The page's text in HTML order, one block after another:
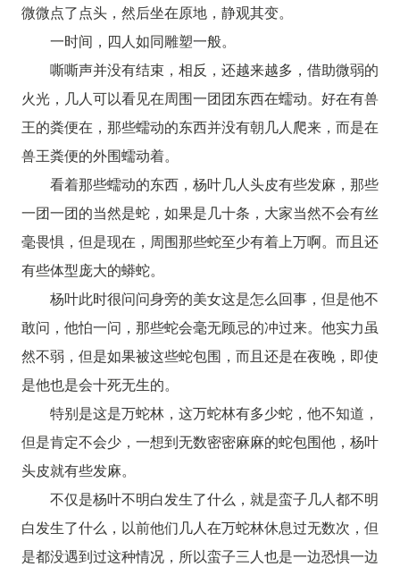
微微点了点头，然后坐在原地，静观其变。
一时间，四人如同雕塑一般。
嘶嘶声并没有结束，相反，还越来越多，借助微弱的
火光，几人可以看见在周围一团团东西在蠕动。好在有兽
王的粪便在，那些蠕动的东西并没有朝几人爬来，而是在
兽王粪便的外围蠕动着。
看着那些蠕动的东西，杨叶几人头皮有些发麻，那些
一团一团的当然是蛇，如果是几十条，大家当然不会有丝
毫畏惧，但是现在，周围那些蛇至少有着上万啊。而且还
有些体型庞大的蟒蛇。
杨叶此时很问问身旁的美女这是怎么回事，但是他不
敢问，他怕一问，那些蛇会毫无顾忌的冲过来。他实力虽
然不弱，但是如果被这些蛇包围，而且还是在夜晚，即使
是他也是会十死无生的。
特别是这是万蛇林，这万蛇林有多少蛇，他不知道，
但是肯定不会少，一想到无数密密麻麻的蛇包围他，杨叶
头皮就有些发麻。
不仅是杨叶不明白发生了什么，就是蛮子几人都不明
白发生了什么，以前他们几人在万蛇林休息过无数次，但
是都没遇到过这种情况，所以蛮子三人也是一边恐惧一边